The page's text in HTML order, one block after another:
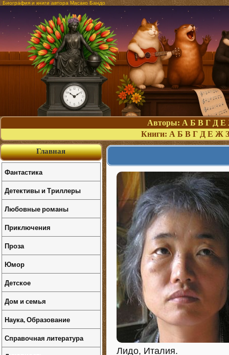
Биография и книги автора Масако Бандо
Авторы: А Б В Г Д Е
Книги: А Б В Г Д Е Ж З
Лидо, Италия.
Главная
Фантастика
Детективы и Триллеры
Любовные романы
Приключения
Проза
Юмор
Детское
Дом и семья
Наука, Образование
Справочная литература